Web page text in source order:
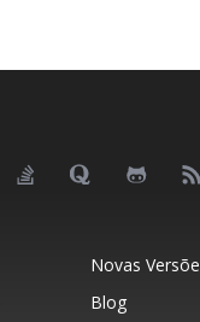
Novas
Blog